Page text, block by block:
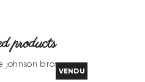
products
VENDU